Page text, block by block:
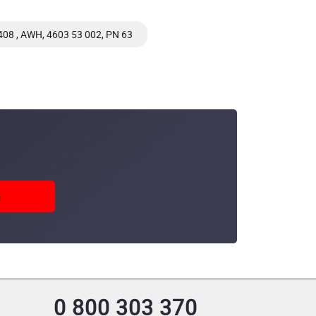
, AWH, 4603 53 002, PN 63
0 800 303 370